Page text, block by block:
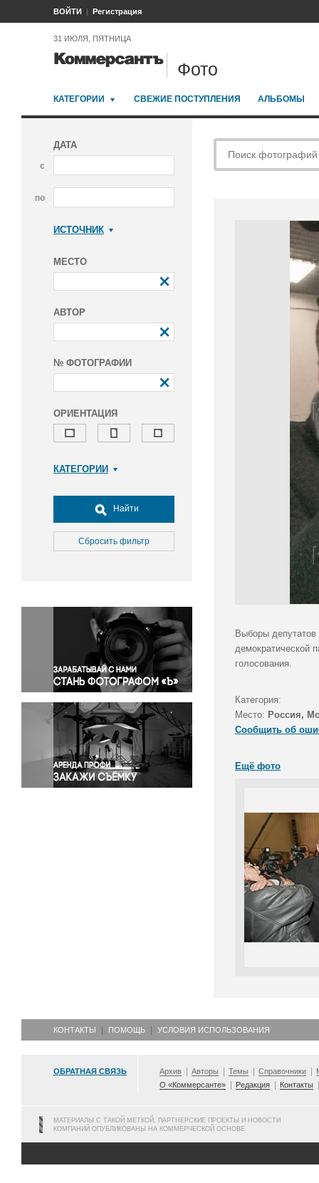
ВОЙТИ Регистрация
31 ИЮЛЯ, ПЯТНИЦА
Фото
КАТЕГОРИИ СВЕЖИЕ ПОСТУПЛЕНИЯ АЛЬБОМЫ
ДАТА
с
по
ИСТОЧНИК
МЕСТО
АВТОР
№ ФОТОГРАФИИ
ОРИЕНТАЦИЯ
КАТЕГОРИИ
Досуг, туризм и отдых
Культура
Медицина
Окружающая среда
Политика
Правосудие
Происшествия и конфликты
Религия
Светская жизнь
Спорт
Экология
Экономика и бизнес
Найти
Сбросить фильтр
Выборы
демократической
голосования.
Категория:
Место: Россия,
Сообщить об
Ещё фото
КОНТАКТЫ ПОМОЩЬ УСЛОВИЯ ИСПОЛЬЗОВАНИЯ
ОБРАТНАЯ СВЯЗЬ Архив Авторы Темы Справочники
О «Коммерсанте»
Редакция Контакты
МАТЕРИАЛЫ С ТАКОЙ МЕТКОЙ, ПАРТНЕРСКИЕ ПРОЕКТЫ И НОВОСТИ
КОМПАНИЙ ОПУБЛИКОВАНЫ НА КОММЕРЧЕСКОЙ ОСНОВЕ